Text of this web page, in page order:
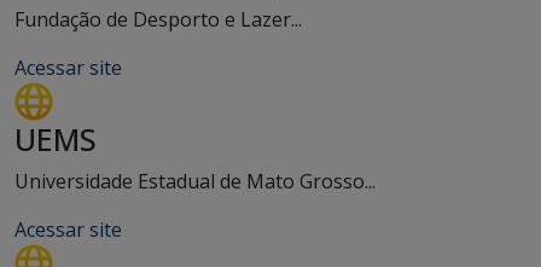
Fundação de Desporto e Lazer...
Acessar site
UEMS
Universidade Estadual de Mato Grosso...
Acessar site